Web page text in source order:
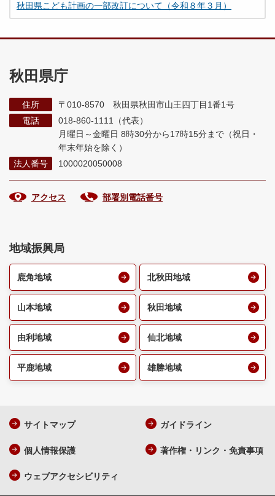
秋田県こども計画の一部改訂について（令和８年３月）
秋田県庁
住所
〒010-8570 秋田県秋田市山王四丁目1番1号
電話
018-860-1111（代表）
月曜日～金曜日 8時30分から17時15分まで （祝日・
年末年始を除く）
法人番号
1000020050008
アクセス 部署別電話番号
地域振興局
鹿角地域 北秋田地域
山本地域 秋田地域
由利地域 仙北地域
平鹿地域 雄勝地域
サイトマップ ガイドライン
個人情報保護 著作権・リンク・免責事項
ウェブアクセシビリティ